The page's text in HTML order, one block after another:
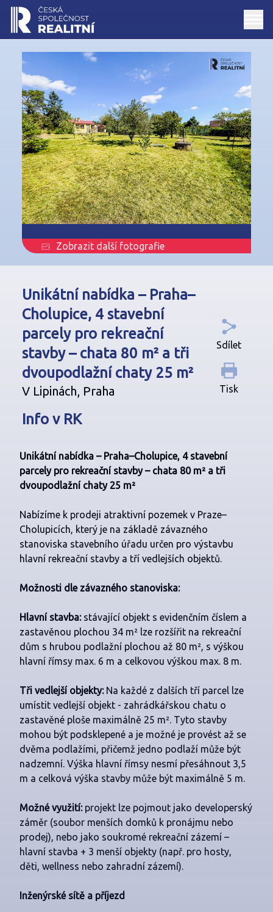
Zobrazit další fotografie
Unikátní nabídka – Praha–
Cholupice, 4 stavební
parcely pro rekreační
stavby – chata 80 m² a tři
dvoupodlažní chaty 25 m²
V Lipinách, Praha
Info v RK
Sdílet
Tisk
Unikátní nabídka – Praha–Cholupice, 4 stavební
parcely pro rekreační stavby – chata 80 m² a tři
dvoupodlažní chaty 25 m²
Nabízíme k prodeji atraktivní pozemek v Praze–
Cholupicích, který je na základě závazného
stanoviska stavebního úřadu určen pro výstavbu
hlavní rekreační stavby a tří vedlejších objektů.
Možnosti dle závazného stanoviska:
Hlavní stavba:stávající objekt s evidenčním číslem a
zastavěnou plochou 34 m² lze rozšířit na rekreační
dům s hrubou podlažní plochou až 80 m², s výškou
hlavní římsy max. 6 m a celkovou výškou max. 8 m.
Tři vedlejší objekty:Na každé z dalších tří parcel lze
umístit vedlejší objekt - zahrádkářskou chatu o
zastavěné ploše maximálně 25 m². Tyto stavby
mohou být podsklepené a je možné je provést až se
dvěma podlažími, přičemž jedno podlaží může být
nadzemní. Výška hlavní římsy nesmí přesáhnout 3,5
m a celková výška stavby může být maximálně 5 m.
Možné využití:projekt lze pojmout jako developerský
záměr (soubor menších domků k pronájmu nebo
prodej), nebo jako soukromé rekreační zázemí –
hlavní stavba + 3 menší objekty (např. pro hosty,
děti, wellness nebo zahradní zázemí).
Inženýrské sítě a příjezd